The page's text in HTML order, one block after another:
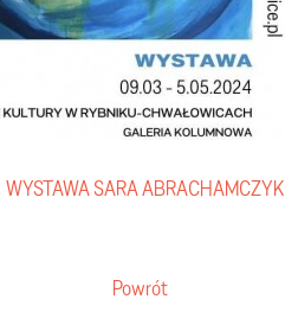
WYSTAWA SARA ABRACHAMCZYK
Powrót